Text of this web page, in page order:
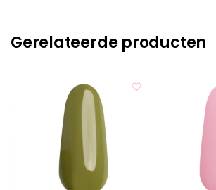
Gerelateerde producten